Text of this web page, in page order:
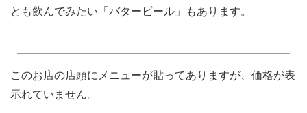
とも飲んでみたい「バタービール」もあります。
このお店の店頭にメニューが貼ってありますが、価格が表
示れていません。